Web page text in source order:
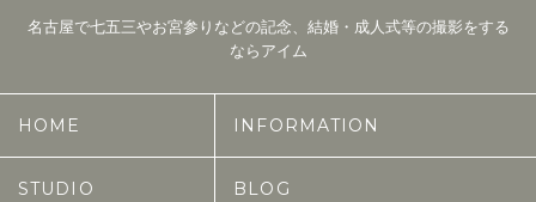
名古屋で七五三やお宮参りなどの記念、結婚・成人式等の撮影をする
ならアイム
HOME
STUDIO
INFORMATION
BLOG